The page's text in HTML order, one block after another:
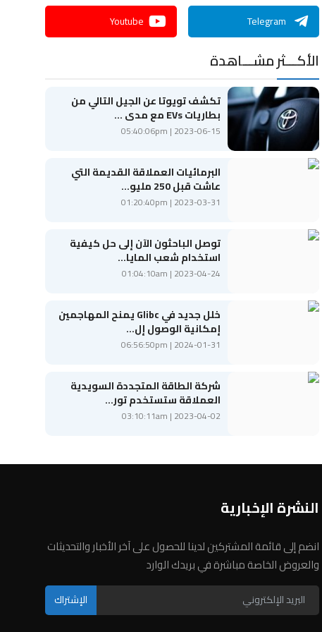
Telegram
Youtube
الأكـــثر مشـــاهدة
تكشف تويوتا عن الجيل التالي من
بطاريات EVs مع مدى ...
2023-06-15 | 05:40:06pm
البرمائيات العملاقة القديمة التي
عاشت قبل 250 مليو...
2023-03-31 | 01:20:40pm
توصل الباحثون الآن إلى حل كيفية
استخدام شعب المايا...
2023-04-24 | 01:04:10am
خلل جديد في Glibc يمنح المهاجمين
إمكانية الوصول إل...
2024-01-31 | 06:56:50pm
شركة الطاقة المتجددة السويدية
العملاقة ستستخدم تور...
2023-04-02 | 03:10:11am
النشرة الإخبارية
انضم إلى قائمة المشتركين لدينا للحصول على آخر الأخبار والتحديثات
والعروض الخاصة مباشرة في بريدك الوارد
الإشتراك